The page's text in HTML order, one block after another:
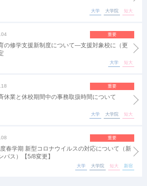
大学 大学院 短大
重要
の修学支援新制度について―支援対象校に（更
大学 短大
重要
休業と休校期間中の事務取扱時間について
大学 大学院 短大
重要
春学期 新型コロナウイルスの対応について（新
パス）【5/8変更】
大学 大学院 短大 新宿